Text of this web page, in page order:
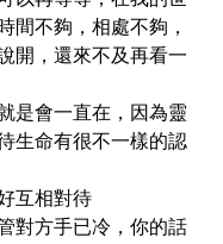
間不夠，相處不夠，
開，還來不及再看一
是會一直在，因為靈
生命有很不一樣的認
互相對待
對方手已冷，你的話